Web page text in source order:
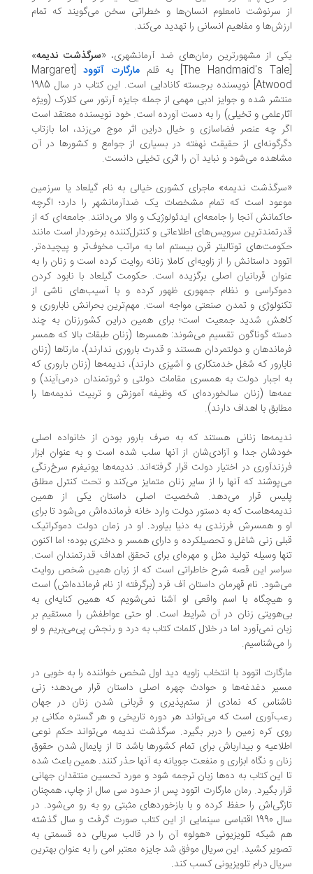
سرنوشت نامعلوم انسان‌ها و خطراتی سخن می‌گویند که تمام
و مفاهیم انسانی را تهدید می‌کند.
از مشهورترین رمان‌های ضد آرمانشهری، «سرگذشت ندیمه
مارگارت آتوود
[Margaret
نویسنده برجسته کانادایی است. این کتاب در سال 1985
شده و جوایز ادبی مهمی از جمله جایزه آرتور سی کلارک (ویژه
و تخیلی) را به دست آورده است. خود نویسنده معتقد است
چه عنصر فضاسازی و خیال دراین اثر موج می‌زند، اما بازتاب
از حقیقت نهفته در بسیاری از جوامع و کشورها در آن
می‌شود و نباید آن را اثری تخیلی دانست.
ندیمه» ماجرای کشوری خیالی به نام گیلعاد یا سرزمین
است که تمام مشخصات یک ضدآرمانشهر را دارد؛ اگرچه
آنجا را جامعه‌ای ایدئولوژیک و والا می‌دانند. جامعه‌ای که از
سرویس‌های اطلاعاتی و کنترل‌کننده برخوردار است مانند
توتالیتر قرن بیستم اما به مراتب مخوف‌تر و پیچیده‌تر.
داستانش را از زاویه‌ای کاملا زنانه روایت کرده است و زنان را به
قربانیان اصلی برگزیده است. حکومت گیلعاد با نابود کردن
و نظام جمهوری ظهور کرده و با آسیب‌های ناشی از
و تمدن صنعتی مواجه است. مهم‌ترین بحرانش ناباروری و
شدید جمعیت است؛ برای همین دراین کشورزنان به چند
گوناگون تقسیم می‌شوند: همسرها (زنان طبقات بالا که همسر
و دولتمردان هستند و قدرت باروری ندارند)، مارتاها (زنان
که شغل خدمتکاری و آشپزی دارند)، ندیمه‌ها (زنان باروری که
اجبار دولت به همسری مقامات دولتی و ثروتمندان در‌می‌آیند) و
(زنان سالخورده‌ای که وظیفه آموزش و تربیت ندیمه‌ها را
با اهداف دارند).
زنانی هستند که به صرف بارور بودن از خانواده اصلی
جدا و آزادی‌شان از آنها سلب شده است و به عنوان ابزار
در اختیار دولت قرار گرفته‌اند. ندیمه‌ها یونیفرم سرخ‌رنگی
که آنها را از سایر زنان متمایز می‌کند و تحت کنترل مطلق
قرار می‌دهد. شخصیت اصلی داستان یکی از همین
که به دستور دولت وارد خانه فرمانده‌اش می‌شود تا برای
و همسرش فرزندی به دنیا بیاورد. او در زمان دولت دموکراتیک
زنی شاغل و تحصیلکرده و دارای همسر و دختری بوده؛ اما اکنون
وسیله تولید مثل و مهره‌ای برای تحقق اهداف قدرتمندان است.
این قصه شرح خاطراتی است که از زبان همین شخص روایت
نام قهرمان داستان آف فرد (برگرفته از نام فرمانده‌اش) است
با اسم واقعی او آشنا نمی‌شویم که همین کنایه‌ای به
زنان در آن شرایط است. او حتی عواطفش را مستقیم بر
نمی‌آورد اما در خلال کلمات کتاب به درد و رنجش پی‌می‌بریم و او
می‌شناسیم.
اتوود با انتخاب زاویه دید اول شخص خواننده را به خوبی در
دغدغه‌ها و حوادث چهره اصلی داستان قرار می‌دهد؛ زنی
که نمادی از ستم‌پذیری و قربانی شدن زنان در جهان
است که می‌تواند هر دوره تاریخی و هر گستره مکانی بر
کره زمین را در‌بر بگیرد. سرگذشت ندیمه می‌تواند حکم نوعی
و بیدارباش برای تمام کشورها باشد تا از پایمال شدن حقوق
و نگاه ابزاری و منفعت جویانه به آنها حذر کنند. همین باعث شده
این کتاب به ده‌ها زبان ترجمه شود و مورد تحسین منتقدان جهانی
بگیرد. رمان مارگارت اتوود پس از حدود سی سال از چاپ، همچنان
را حفظ کرده و با بازخوردهای مثبتی رو به رو می‌شود. در
سال 1990 اقتباسی سینمایی از این کتاب صورت گرفت و سال گذشته
شبکه تلویزیونی «هولو» آن را در قالب سریالی ده قسمتی به
کشید. این سریال موفق شد جایزه معتبر امی را به عنوان بهترین
درام تلویزیونی کسب کند.